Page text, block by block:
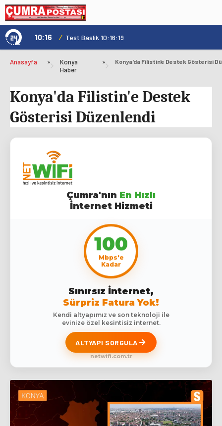
10:16 / Test Baslik 10:16:19
Anasayfa »
Konya
Haber
»
Konya'da Filistin'e Destek
Gösterisi Düzenlendi
Çumra'nın En Hızlı
İnternet Hizmeti
100
Mbps'e
Kadar
Sınırsız İnternet,
Sürpriz Fatura Yok!
Kendi altyapımız ve son teknoloji ile
evinize özel kesintisiz internet.
ALTYAPI SORGULA
netwifi.com.tr